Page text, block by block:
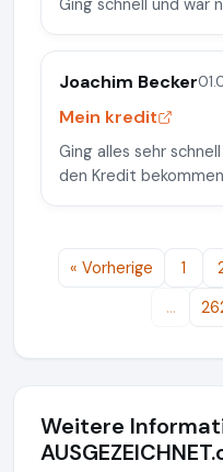
Joachim Becker
Mein kredit
Ging alles sehr
den Kredit
« Vorherige 1
…
Weitere